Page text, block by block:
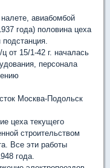
авиабомбой
года) половина цеха
от 15/1-42 г. началась
персонала
Москва-Подольск
цеха текущего
строительством
Все эти работы
года.